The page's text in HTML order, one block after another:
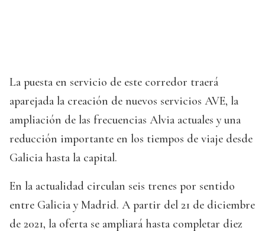
La puesta en servicio de este corredor traerá
aparejada la creación de nuevos servicios AVE, la
ampliación de las frecuencias Alvia actuales y una
reducción importante en los tiempos de viaje desde
Galicia hasta la capital.
En la actualidad circulan seis trenes por sentido
entre Galicia y Madrid. A partir del 21 de diciembre
de 2021, la oferta se ampliará hasta completar diez